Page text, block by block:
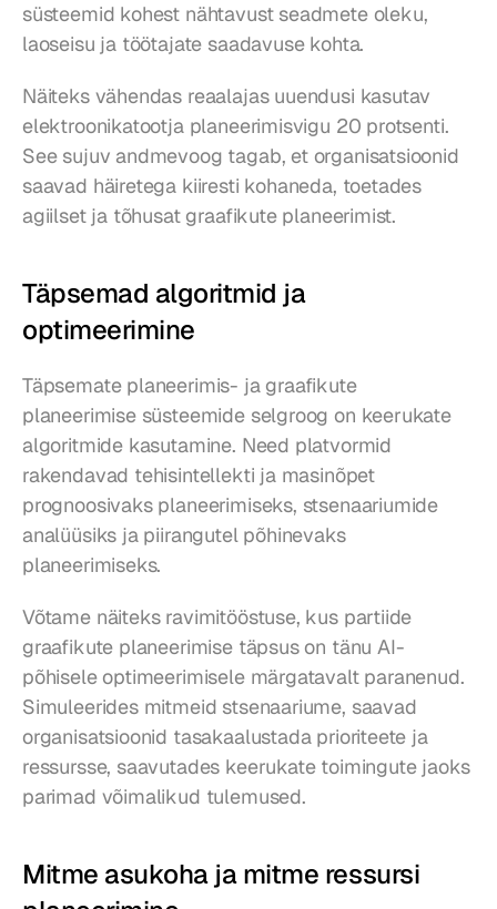
süsteemid kohest nähtavust seadmete oleku,
laoseisu ja töötajate saadavuse kohta.
Näiteks vähendas reaalajas uuendusi kasutav
elektroonikatootja planeerimisvigu 20 protsenti.
See sujuv andmevoog tagab, et organisatsioonid
saavad häiretega kiiresti kohaneda, toetades
agiilset ja tõhusat graafikute planeerimist.
Täpsemad algoritmid ja
optimeerimine
Täpsemate planeerimis- ja graafikute
planeerimise süsteemide selgroog on keerukate
algoritmide kasutamine. Need platvormid
rakendavad tehisintellekti ja masinõpet
prognoosivaks planeerimiseks, stsenaariumide
analüüsiks ja piirangutel põhinevaks
planeerimiseks.
Võtame näiteks ravimitööstuse, kus partiide
graafikute planeerimise täpsus on tänu AI-
põhisele optimeerimisele märgatavalt paranenud.
Simuleerides mitmeid stsenaariume, saavad
organisatsioonid tasakaalustada prioriteete ja
ressursse, saavutades keerukate toimingute jaoks
parimad võimalikud tulemused.
Mitme asukoha ja mitme ressursi